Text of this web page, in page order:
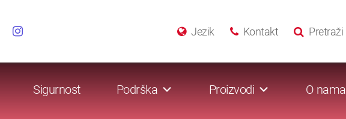
Pretraži
Kontakt
Jezik
Sigurnost Podrška Proizvodi O nama